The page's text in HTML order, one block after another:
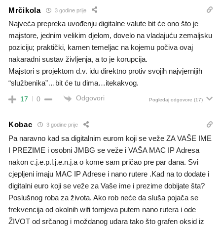
Mrčikola 3 godine prije
Najveća prepreka uvođenju digitalne valute bit će ono što je
majstore, jednim velikim djelom, dovelo na vladajuću zemaljsku
poziciju; praktički, kamen temeljac na kojemu počiva ovaj
nakaradni sustav življenja, a to je korupcija.
Majstori s projektom d.v. idu direktno protiv svojih najvjernijih
“službenika”…bit će tu dima…itekakvog.
17 0 Odgovori Pogledaj odgovore (17)
Kobac 3 godine prije
Pa naravno kad sa digitalnim eurom koji se veže ZA VAŠE IME
I PREZIME i osobni JMBG se veže i VAŠA MAC IP Adresa
nakon c.j.e.p.l.j.e.n.j.a o kome sam pričao pre par dana. Svi
cjepljeni imaju MAC IP Adrese i nano rutere .Kad na to dodate i
digitalni euro koji se veže za Vaše ime i prezime dobijate šta?
Poslušnog roba za života. Ako rob neće da sluša pojača se
frekvencija od okolnih wifi tornjeva putem nano rutera i ode
ŽIVOT od srčanog i moždanog udara tako što grafen oksid iz